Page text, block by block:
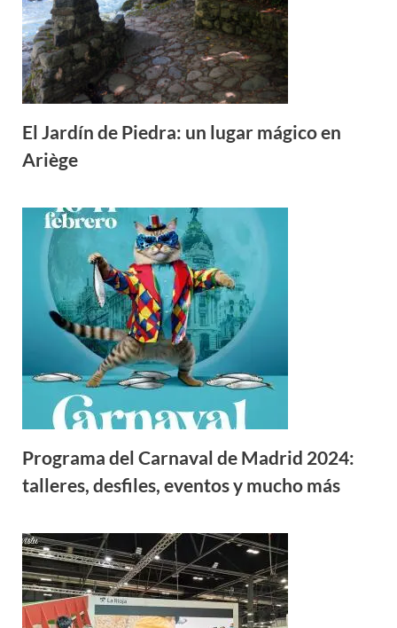
El Jardín de Piedra: un lugar mágico en
Ariège
Programa del Carnaval de Madrid 2024:
talleres, desfiles, eventos y mucho más